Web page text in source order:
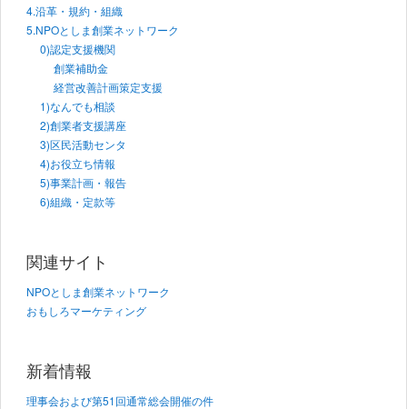
4.沿革・規約・組織
5.NPOとしま創業ネットワーク
0)認定支援機関
創業補助金
経営改善計画策定支援
1)なんでも相談
2)創業者支援講座
3)区民活動センタ
4)お役立ち情報
5)事業計画・報告
6)組織・定款等
関連サイト
NPOとしま創業ネットワーク
おもしろマーケティング
新着情報
理事会および第51回通常総会開催の件